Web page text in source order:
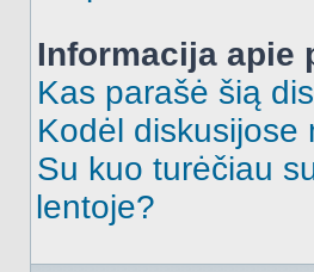
Informacija apie
Kas parašė šią
Kodėl diskusijose
Su kuo turėčiau
lentoje?